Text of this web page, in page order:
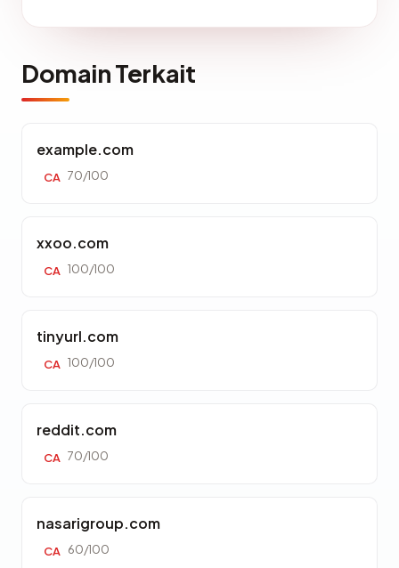
Domain Terkait
example.com
CA 70/100
xxoo.com
CA 100/100
tinyurl.com
CA 100/100
reddit.com
CA 70/100
nasarigroup.com
CA 60/100